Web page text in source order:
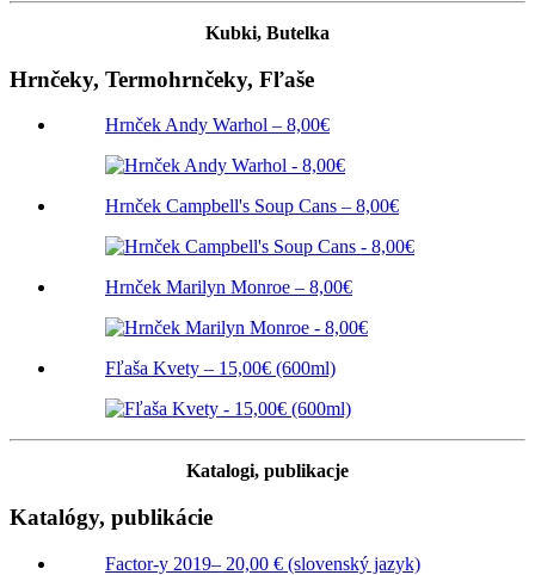
Kubki, Butelka
Hrnčeky, Termohrnčeky, Fľaše
Hrnček Andy Warhol – 8,00€
Hrnček Campbell's Soup Cans – 8,00€
Hrnček Marilyn Monroe – 8,00€
Fľaša Kvety – 15,00€ (600ml)
Katalogi, publikacje
Katalógy, publikácie
Factor-y 2019– 20,00 € (slovenský jazyk)